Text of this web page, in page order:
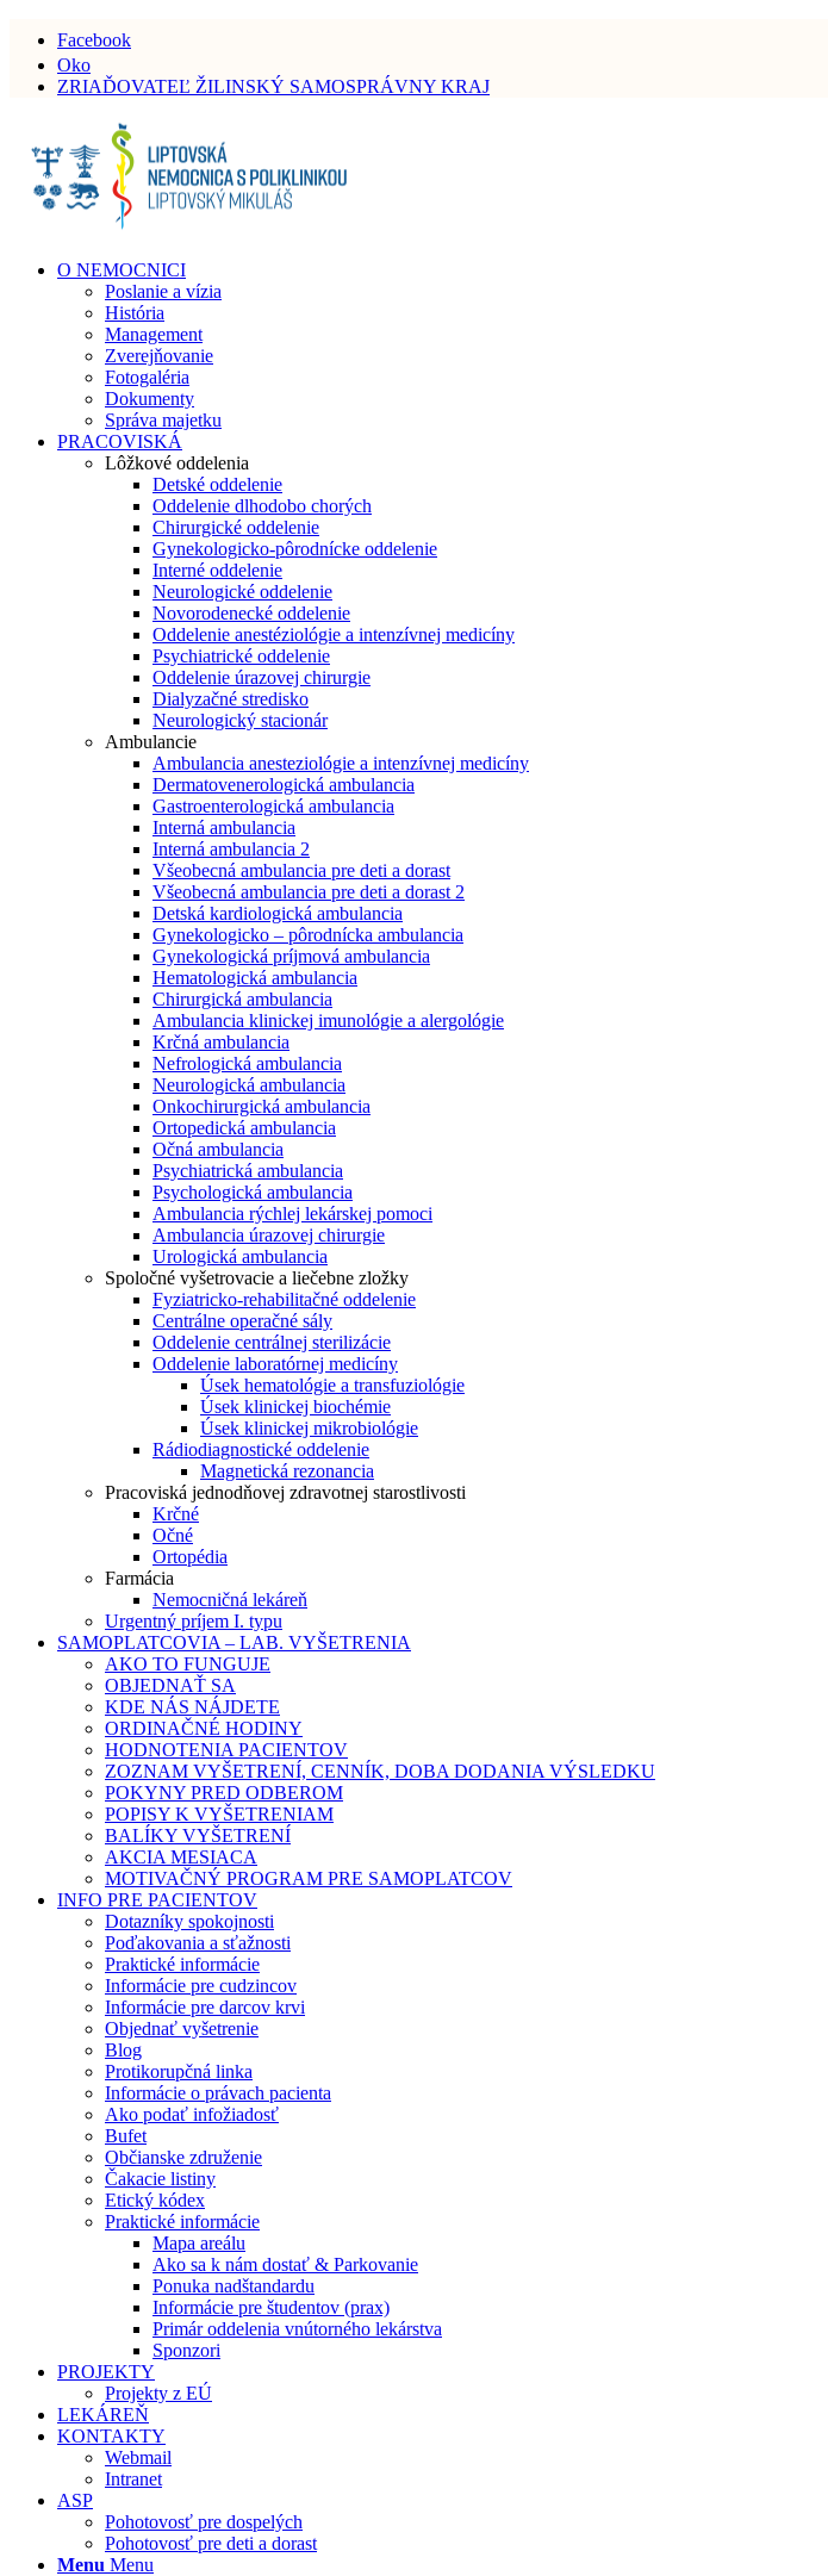
Facebook
Oko
ZRIAĎOVATEĽ ŽILINSKÝ SAMOSPRÁVNY KRAJ
O NEMOCNICI
Poslanie a vízia
História
Management
Zverejňovanie
Fotogaléria
Dokumenty
Správa majetku
PRACOVISKÁ
Lôžkové oddelenia
Detské oddelenie
Oddelenie dlhodobo chorých
Chirurgické oddelenie
Gynekologicko-pôrodnícke oddelenie
Interné oddelenie
Neurologické oddelenie
Novorodenecké oddelenie
Oddelenie anestéziológie a intenzívnej medicíny
Psychiatrické oddelenie
Oddelenie úrazovej chirurgie
Dialyzačné stredisko
Neurologický stacionár
Ambulancie
Ambulancia anesteziológie a intenzívnej medicíny
Dermatovenerologická ambulancia
Gastroenterologická ambulancia
Interná ambulancia
Interná ambulancia 2
Všeobecná ambulancia pre deti a dorast
Všeobecná ambulancia pre deti a dorast 2
Detská kardiologická ambulancia
Gynekologicko – pôrodnícka ambulancia
Gynekologická príjmová ambulancia
Hematologická ambulancia
Chirurgická ambulancia
Ambulancia klinickej imunológie a alergológie
Krčná ambulancia
Nefrologická ambulancia
Neurologická ambulancia
Onkochirurgická ambulancia
Ortopedická ambulancia
Očná ambulancia
Psychiatrická ambulancia
Psychologická ambulancia
Ambulancia rýchlej lekárskej pomoci
Ambulancia úrazovej chirurgie
Urologická ambulancia
Spoločné vyšetrovacie a liečebne zložky
Fyziatricko-rehabilitačné oddelenie
Centrálne operačné sály
Oddelenie centrálnej sterilizácie
Oddelenie laboratórnej medicíny
Úsek hematológie a transfuziológie
Úsek klinickej biochémie
Úsek klinickej mikrobiológie
Rádiodiagnostické oddelenie
Magnetická rezonancia
Pracoviská jednodňovej zdravotnej starostlivosti
Krčné
Očné
Ortopédia
Farmácia
Nemocničná lekáreň
Urgentný príjem I. typu
SAMOPLATCOVIA – LAB. VYŠETRENIA
AKO TO FUNGUJE
OBJEDNAŤ SA
KDE NÁS NÁJDETE
ORDINAČNÉ HODINY
HODNOTENIA PACIENTOV
ZOZNAM VYŠETRENÍ, CENNÍK, DOBA DODANIA VÝSLEDKU
POKYNY PRED ODBEROM
POPISY K VYŠETRENIAM
BALÍKY VYŠETRENÍ
AKCIA MESIACA
MOTIVAČNÝ PROGRAM PRE SAMOPLATCOV
INFO PRE PACIENTOV
Dotazníky spokojnosti
Poďakovania a sťažnosti
Praktické informácie
Informácie pre cudzincov
Informácie pre darcov krvi
Objednať vyšetrenie
Blog
Protikorupčná linka
Informácie o právach pacienta
Ako podať infožiadosť
Bufet
Občianske združenie
Čakacie listiny
Etický kódex
Praktické informácie
Mapa areálu
Ako sa k nám dostať & Parkovanie
Ponuka nadštandardu
Informácie pre študentov (prax)
Primár oddelenia vnútorného lekárstva
Sponzori
PROJEKTY
Projekty z EÚ
LEKÁREŇ
KONTAKTY
Webmail
Intranet
ASP
Pohotovosť pre dospelých
Pohotovosť pre deti a dorast
Menu Menu